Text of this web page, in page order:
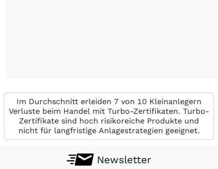
Im Durchschnitt erleiden 7 von 10 Kleinanlegern
Verluste beim Handel mit Turbo-Zertifikaten. Turbo-
Zertifikate sind hoch risikoreiche Produkte und
nicht für langfristige Anlagestrategien geeignet.
Newsletter